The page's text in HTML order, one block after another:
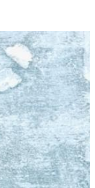
12
maal fijn. Meng het
uitlekken. Meng
springvorm.